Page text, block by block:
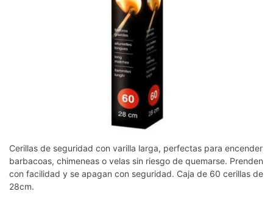
Cerillas de seguridad con varilla larga, perfectas para encender
barbacoas, chimeneas o velas sin riesgo de quemarse. Prenden
con facilidad y se apagan con seguridad. Caja de 60 cerillas de
28cm.